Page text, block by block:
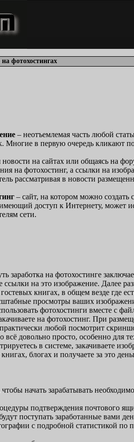
на фотохостингах
– неотъемлемая часть любой
Многие в первую очередь кликают
на сайтах или общаясь на
на фотохостинг, а ссылки на
рассматривая в новости
– сайт, на котором можно
доступ к Интернету, может
сети.
заработка на фотохостинге
ссылки на это изображение. Далее
книгах, в общем везде где
просмотры ваших
фотохостинги вместе с
на фотохостинг. При
любой посмотрит
всё довольно просто, особенно для
в системе, закачиваете
блогах и получаете за это
начать зарабатывать
подтверждения почтового
поступать заработанные вами
с подробной статистикой